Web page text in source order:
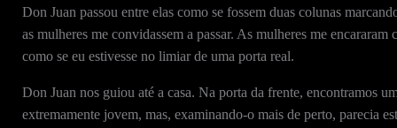
Don Juan passou entre elas como se fossem duas colunas
as mulheres me convidassem a passar. As mulheres me
como se eu estivesse no limiar de uma porta real.
Don Juan nos guiou até a casa. Na porta da frente, encontramos
extremamente jovem, mas, examinando-o mais de perto, parecia